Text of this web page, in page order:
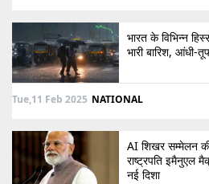
भारत के विभिन्न
भारी बारिश, आंधी-
Tue,11 Feb 2025 NATIONAL
AI शिखर सम्मेलन की
राष्ट्रपति इमैनुएल
नई दिशा